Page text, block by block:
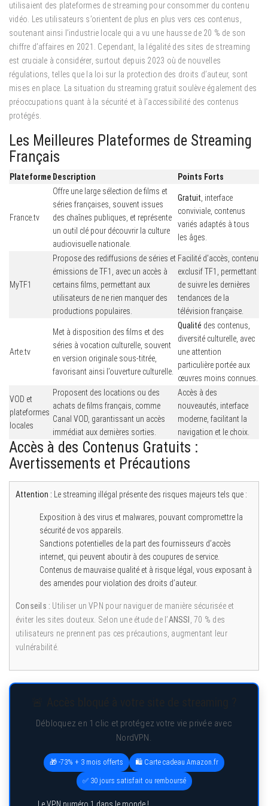
utilisaient des plateformes de streaming pour consommer du contenu
vidéo. Les utilisateurs s’orientent de plus en plus vers ces contenus,
soutenant ainsi l’industrie locale qui a vu une hausse de 20 % de son
chiffre d’affaires en 2021. Cependant, la légalité des sites de streaming
est cruciale à considérer, surtout depuis 2023 où de nouvelles
régulations, telles que la loi sur la protection des droits d’auteur, sont
mises en place. La situation du streaming gratuit soulève également des
préoccupations quant à la sécurité et à l’accessibilité des contenus
protégés.
Les Meilleures Plateformes de Streaming
Français
Plateforme Description Points Forts
France.tv
Offre une large sélection de films et
séries françaises, souvent issues
des chaînes publiques, et représente
un outil clé pour découvrir la culture
audiovisuelle nationale.
Gratuit , interface
conviviale, contenus
variés adaptés à tous
les âges.
MyTF1
Propose des rediffusions de séries et
émissions de TF1, avec un accès à
certains films, permettant aux
utilisateurs de ne rien manquer des
productions populaires.
Facilité d’accès, contenu
exclusif TF1, permettant
de suivre les dernières
tendances de la
télévision française.
Arte.tv
Met à disposition des films et des
séries à vocation culturelle, souvent
en version originale sous-titrée,
favorisant ainsi l’ouverture culturelle.
Qualité des contenus,
diversité culturelle, avec
une attention
particulière portée aux
œuvres moins connues.
VOD et
plateformes
locales
Proposent des locations ou des
achats de films français, comme
Canal VOD, garantissant un accès
immédiat aux dernières sorties.
Accès à des
nouveautés, interface
moderne, facilitant la
navigation et le choix.
Accès à des Contenus Gratuits :
Avertissements et Précautions
Attention : Le streaming illégal présente des risques majeurs tels que :
Exposition à des virus et malwares, pouvant compromettre la
sécurité de vos appareils.
Sanctions potentielles de la part des fournisseurs d’accès
internet, qui peuvent aboutir à des coupures de service.
Contenus de mauvaise qualité et à risque légal, vous exposant à
des amendes pour violation des droits d’auteur.
Conseils : Utiliser un VPN pour naviguer de manière sécurisée et
éviter les sites douteux. Selon une étude de l’ANSSI
, 70 % des
utilisateurs ne prennent pas ces précautions, augmentant leur
vulnérabilité.
Débloquez en 1 clic et protégez votre vie privée avec
NordVPN.
🎁 -73% + 3 mois offerts 🛍️ Carte cadeau Amazon.fr
✅ 30 jours satisfait ou remboursé